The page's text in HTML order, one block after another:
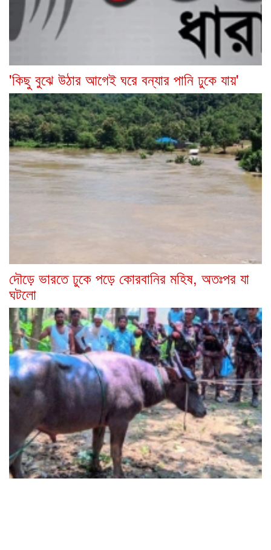
'কিছু বুঝে উঠার আগেই ঘরে বন্যার পানি ঢুকে যায়'
দৌড়ে ভারতে ঢুকে পড়ে কোরবানির মহিষ, অতঃপর যা
ঘটলো